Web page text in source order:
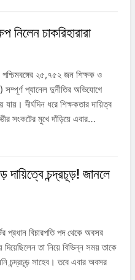
চাকরিহারারা
পশ্চিমবঙ্গের ২৫,৭৫২ জন শিক্ষক ও
প্যানেল দুর্নীতির অভিযোগে
দীর্ঘদিন ধরে শিক্ষকতার দায়িত্ব
সংকটের মুখে দাঁড়িয়ে এবার…
চন্দ্রচূড়! জানলে
প্রধান বিচারপতি পদ থেকে অবসর
দিয়েছিলেন তা নিয়ে বিভিন্ন সময় তাকে
চন্দ্রচূড় সাহেব। তবে এবার অবসর